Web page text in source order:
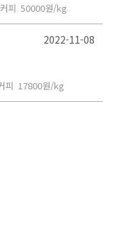
피 50000원/kg
2022-11-08
피 17800원/kg